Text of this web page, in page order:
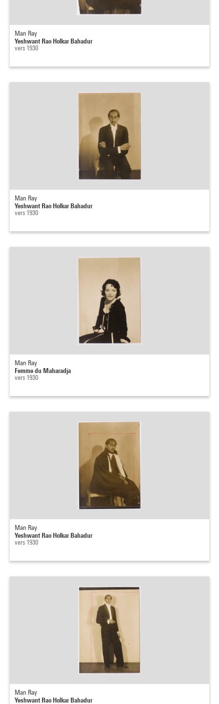
Man Ray
Yeshwant Rao Holkar Bahadur
vers 1930
Man Ray
Yeshwant Rao Holkar Bahadur
vers 1930
Man Ray
Femme du Maharadja
vers 1930
Man Ray
Yeshwant Rao Holkar Bahadur
vers 1930
Man Ray
Yeshwant Rao Holkar Bahadur